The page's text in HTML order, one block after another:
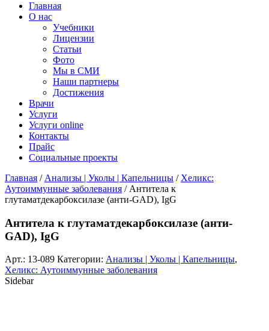
Главная
О нас
Учебники
Лицензии
Статьи
Фото
Мы в СМИ
Наши партнеры
Достижения
Врачи
Услуги
Услуги online
Контакты
Прайс
Социальные проекты
Главная / Анализы | Уколы | Капельницы / Хеликс:
Аутоиммунные заболевания / Антитела к
глутаматдекарбоксилазе (анти-GAD), IgG
Антитела к глутаматдекарбоксилазе (анти-
GAD), IgG
Арт.: 13-089 Категории: Анализы | Уколы | Капельницы,
Хеликс: Аутоиммунные заболевания
Sidebar